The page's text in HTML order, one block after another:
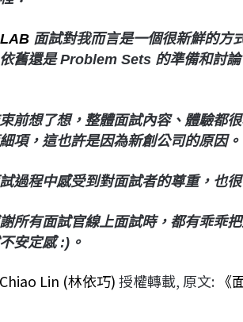
面試對我而言是一個很新鮮的方
舊還是 Problem Sets 的準備和討
前想了想，整體面試內容、體驗都
項，這也許是因為新創公司的原因。
過程中感受到對面試者的尊重，也
所有面試官線上面試時，都有乖乖
安定感 :)。
Lin (林依巧)授權轉載, 原文: 《